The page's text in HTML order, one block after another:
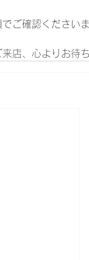
ご確認くださいま
店、心よりお待